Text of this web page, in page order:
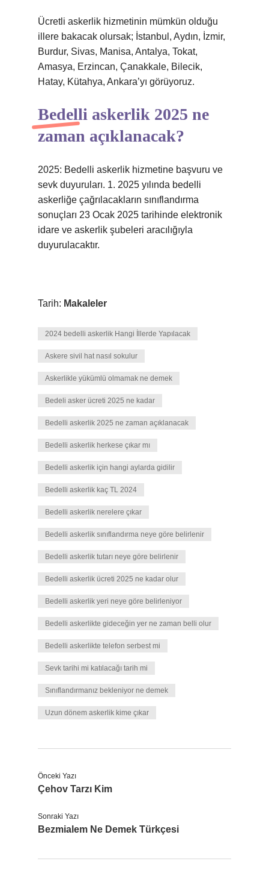
Ücretli askerlik hizmetinin mümkün olduğu
illere bakacak olursak; İstanbul, Aydın, İzmir,
Burdur, Sivas, Manisa, Antalya, Tokat,
Amasya, Erzincan, Çanakkale, Bilecik,
Hatay, Kütahya, Ankara’yı görüyoruz.
Bedelli askerlik 2025 ne
zaman açıklanacak?
2025: Bedelli askerlik hizmetine başvuru ve
sevk duyuruları. 1. 2025 yılında bedelli
askerliğe çağrılacakların sınıflandırma
sonuçları 23 Ocak 2025 tarihinde elektronik
idare ve askerlik şubeleri aracılığıyla
duyurulacaktır.
Tarih: Makaleler
2024 bedelli askerlik Hangi İllerde Yapılacak
Askere sivil hat nasıl sokulur
Askerlikle yükümlü olmamak ne demek
Bedeli asker ücreti 2025 ne kadar
Bedelli askerlik 2025 ne zaman açıklanacak
Bedelli askerlik herkese çıkar mı
Bedelli askerlik için hangi aylarda gidilir
Bedelli askerlik kaç TL 2024
Bedelli askerlik nerelere çıkar
Bedelli askerlik sınıflandırma neye göre belirlenir
Bedelli askerlik tutarı neye göre belirlenir
Bedelli askerlik ücreti 2025 ne kadar olur
Bedelli askerlik yeri neye göre belirleniyor
Bedelli askerlikte gideceğin yer ne zaman belli olur
Bedelli askerlikte telefon serbest mi
Sevk tarihi mi katılacağı tarih mi
Sınıflandırmanız bekleniyor ne demek
Uzun dönem askerlik kime çıkar
Önceki Yazı
Çehov Tarzı Kim
Sonraki Yazı
Bezmialem Ne Demek Türkçesi